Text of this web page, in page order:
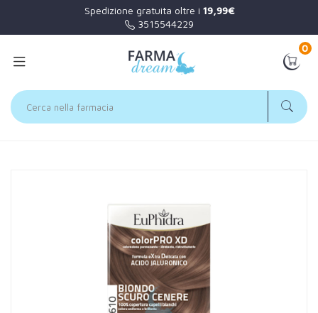
Spedizione gratuita oltre i 19,99€
3515544229
0